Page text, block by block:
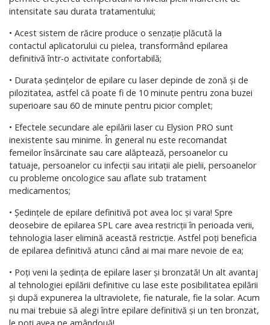
intensitate sau durata tratamentului;
• Acest sistem de răcire produce o senzație plăcută la
contactul aplicatorului cu pielea, transformând epilarea
definitivă într-o activitate confortabilă;
• Durata ședințelor de epilare cu laser depinde de zonă și de
pilozitatea, astfel că poate fi de 10 minute pentru zona buzei
superioare sau 60 de minute pentru picior complet;
• Efectele secundare ale epilării laser cu Elysion PRO sunt
inexistente sau minime. În general nu este recomandat
femeilor însărcinate sau care alăptează, persoanelor cu
tatuaje, persoanelor cu infecții sau iritații ale pielii, persoanelor
cu probleme oncologice sau aflate sub tratament
medicamentos;
• Ședințele de epilare definitivă pot avea loc și vara! Spre
deosebire de epilarea SPL care avea restricții în perioada verii,
tehnologia laser elimină această restricție. Astfel poți beneficia
de epilarea definitivă atunci când ai mai mare nevoie de ea;
• Poți veni la ședința de epilare laser și bronzată! Un alt avantaj
al tehnologiei epilării definitive cu lase este posibilitatea epilării
și după expunerea la ultraviolete, fie naturale, fie la solar. Acum
nu mai trebuie să alegi între epilare definitivă și un ten bronzat,
le poți avea pe amândouă!